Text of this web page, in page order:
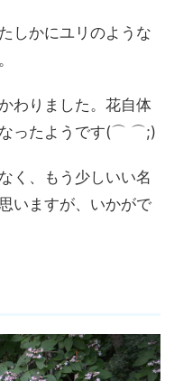
しかにユリのような
わりました。花自体
なったようです(⌒ ⌒;)
く、もう少しいい名
いますが、いかがで